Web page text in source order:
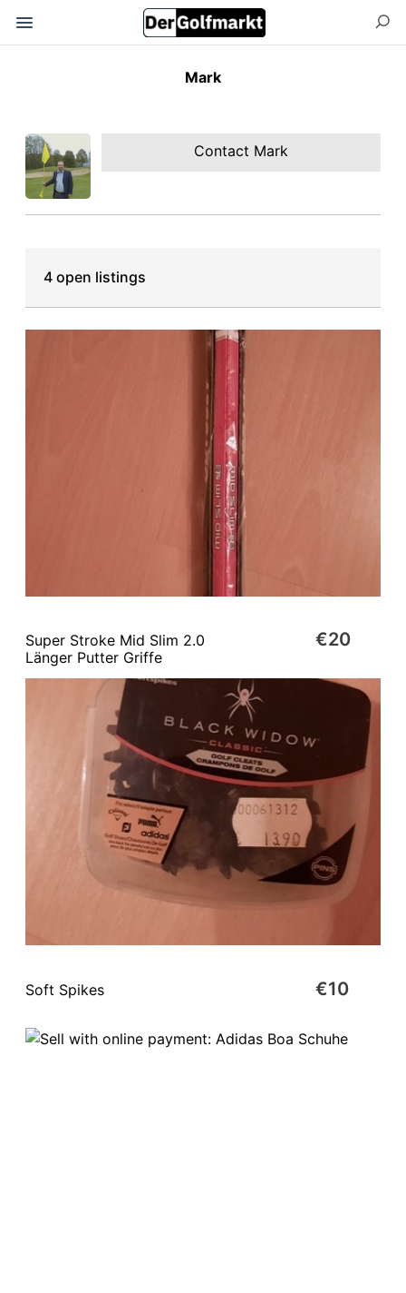
Mark
Contact Mark
4 open listings
Super Stroke Mid Slim 2.0
Länger Putter Griffe
€20
Soft Spikes €10